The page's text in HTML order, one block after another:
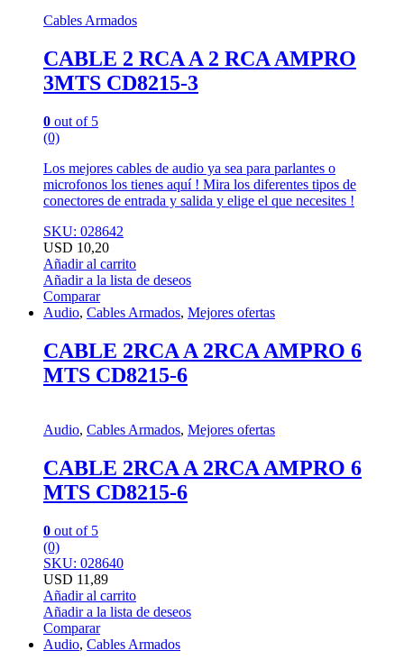
Cables Armados
CABLE 2 RCA A 2 RCA AMPRO
3MTS CD8215-3
0 out of 5
(0)
Los mejores cables de audio ya sea para parlantes o
microfonos los tienes aquí ! Mira los diferentes tipos de
conectores de entrada y salida y elige el que necesites !
SKU: 028642
USD 10,20
Añadir al carrito
Añadir a la lista de deseos
Comparar
Audio, Cables Armados, Mejores ofertas
CABLE 2RCA A 2RCA AMPRO 6
MTS CD8215-6
Audio, Cables Armados, Mejores ofertas
CABLE 2RCA A 2RCA AMPRO 6
MTS CD8215-6
0 out of 5
(0)
SKU: 028640
USD 11,89
Añadir al carrito
Añadir a la lista de deseos
Comparar
Audio, Cables Armados